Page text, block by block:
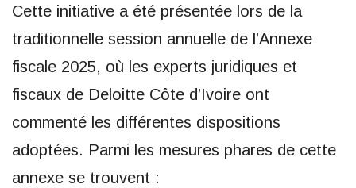
Cette initiative a été présentée lors de la
traditionnelle session annuelle de l’Annexe
fiscale 2025, où les experts juridiques et
fiscaux de Deloitte Côte d’Ivoire ont
commenté les différentes dispositions
adoptées. Parmi les mesures phares de cette
annexe se trouvent :